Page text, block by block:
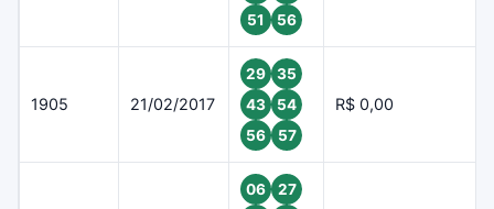
51
56
1905 21/02/2017
29
35
43
54
56
57
R$ 0,00
06
27